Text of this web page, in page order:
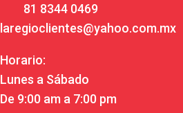
81 8344 0469
laregioclientes@yahoo.com.mx
Horario:
Lunes a Sábado
De 9:00 am a 7:00 pm